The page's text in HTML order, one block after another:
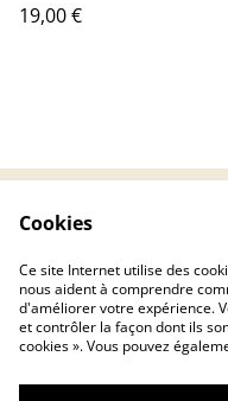
19,00 €
Politique de
Cookies
Ce site Internet utilise des
nous aident à comprendre
d'améliorer votre expérience.
et contrôler la façon dont ils
cookies ». Vous pouvez